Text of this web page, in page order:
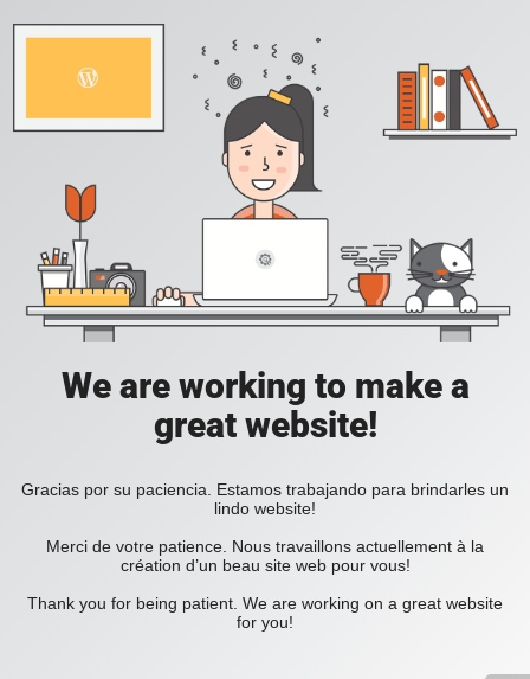
We are working to make a
great website!
Gracias por su paciencia. Estamos trabajando para brindarles un
lindo website!
Merci de votre patience. Nous travaillons actuellement à la
création d’un beau site web pour vous!
Thank you for being patient. We are working on a great website
for you!